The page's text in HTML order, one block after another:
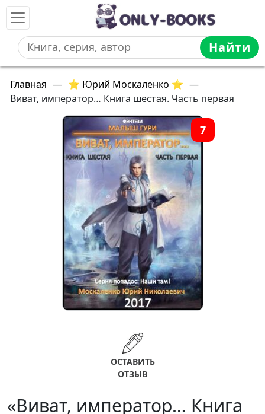
Найти
Главная — ⭐ Юрий Москаленко ⭐ —
Виват, император… Книга шестая. Часть первая
7
ОСТАВИТЬ
ОТЗЫВ
«Виват, император… Книга